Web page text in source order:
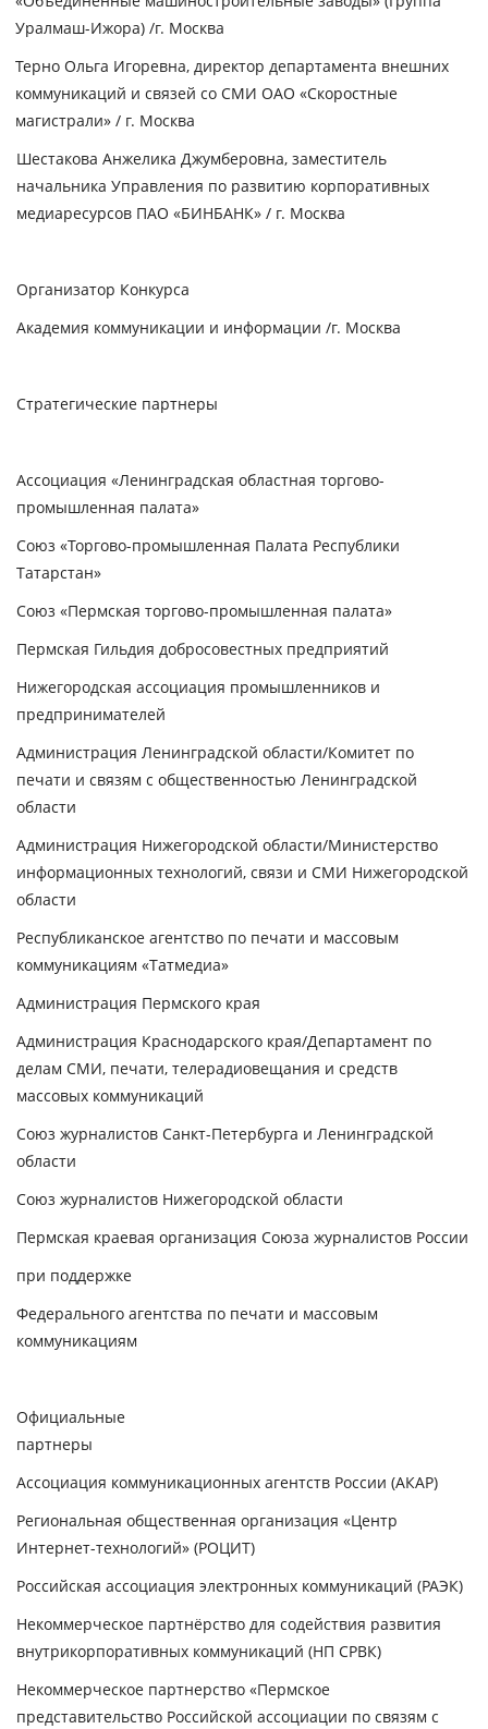
Уралмаш-Ижора) /г. Москва
Терно Ольга Игоревна, директор департамента внешних
коммуникаций и связей со СМИ ОАО «Скоростные
магистрали» / г. Москва
Шестакова Анжелика Джумберовна, заместитель
начальника Управления по развитию корпоративных
медиаресурсов ПАО «БИНБАНК» / г. Москва
Организатор Конкурса
Академия коммуникации и информации /г. Москва
Стратегические партнеры
Ассоциация «Ленинградская областная торгово-
промышленная палата»
Союз «Торгово-промышленная Палата Республики
Татарстан»
Союз «Пермская торгово-промышленная палата»
Пермская Гильдия добросовестных предприятий
Нижегородская ассоциация промышленников и
предпринимателей
Администрация Ленинградской области/Комитет по
печати и связям с общественностью Ленинградской
области
Администрация Нижегородской области/Министерство
информационных технологий, связи и СМИ Нижегородской
области
Республиканское агентство по печати и массовым
коммуникациям «Татмедиа»
Администрация Пермского края
Администрация Краснодарского края/Департамент по
делам СМИ, печати, телерадиовещания и средств
массовых коммуникаций
Союз журналистов Санкт-Петербурга и Ленинградской
области
Союз журналистов Нижегородской области
Пермская краевая организация Союза журналистов России
при поддержке
Федерального агентства по печати и массовым
коммуникациям
Официальные
партнеры
Ассоциация коммуникационных агентств России (АКАР)
Региональная общественная организация «Центр
Интернет-технологий» (РОЦИТ)
Российская ассоциация электронных коммуникаций (РАЭК)
Некоммерческое партнёрство для содействия развития
внутрикорпоративных коммуникаций (НП СРВК)
Некоммерческое партнерство «Пермское
представительство Российской ассоциации по связям с